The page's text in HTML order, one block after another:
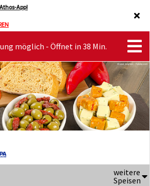
App!
möglich - Öffnet in 38 Min.
weitere
Speisen